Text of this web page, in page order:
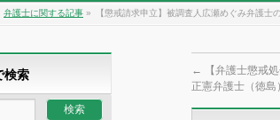
弁護士に関する記事 » 【懲戒請求申立】被調査人広瀬めぐみ弁護
←
【弁護士懲戒
正憲弁護士（徳島）
検索